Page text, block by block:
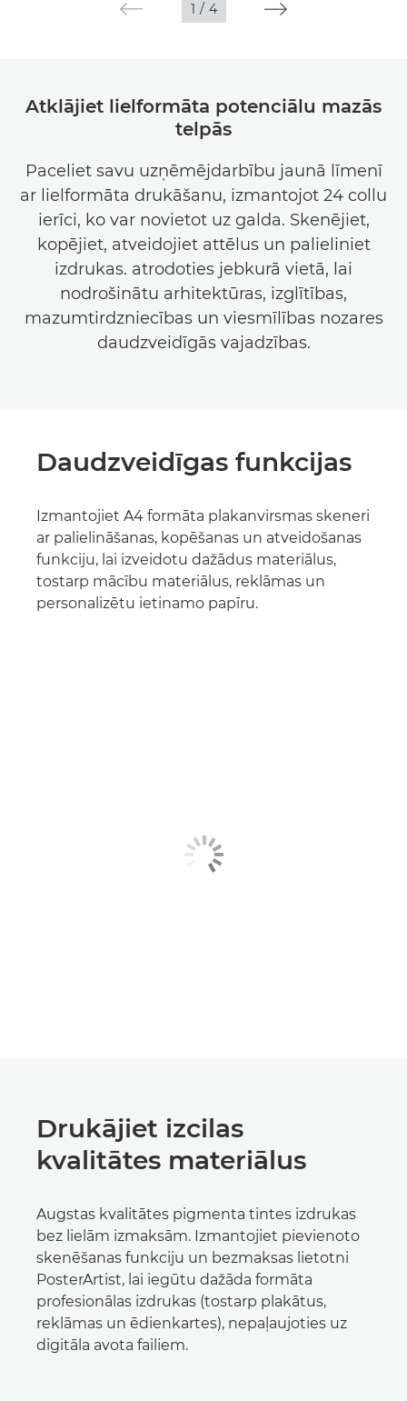
1 / 4
Atklājiet lielformāta potenciālu mazās
telpās
Paceliet savu uzņēmējdarbību jaunā līmenī
ar lielformāta drukāšanu, izmantojot 24 collu
ierīci, ko var novietot uz galda. Skenējiet,
kopējiet, atveidojiet attēlus un palieliniet
izdrukas. atrodoties jebkurā vietā, lai
nodrošinātu arhitektūras, izglītības,
mazumtirdzniecības un viesmīlības nozares
daudzveidīgās vajadzības.
Daudzveidīgas funkcijas
Izmantojiet A4 formāta plakanvirsmas skeneri
ar palielināšanas, kopēšanas un atveidošanas
funkciju, lai izveidotu dažādus materiālus,
tostarp mācību materiālus, reklāmas un
personalizētu ietinamo papīru.
Drukājiet izcilas
kvalitātes materiālus
Augstas kvalitātes pigmenta tintes izdrukas
bez lielām izmaksām. Izmantojiet pievienoto
skenēšanas funkciju un bezmaksas lietotni
PosterArtist, lai iegūtu dažāda formāta
profesionālas izdrukas (tostarp plakātus,
reklāmas un ēdienkartes), nepaļaujoties uz
digitāla avota failiem.